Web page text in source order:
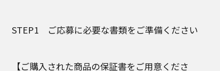
STEP1 ご応募に必要な書類をご準備ください
【ご購入された商品の保証書をご用意くださ